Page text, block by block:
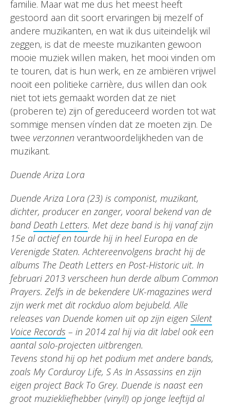
familie. Maar wat me dus het meest heeft
gestoord aan dit soort ervaringen bij mezelf of
andere muzikanten, en wat ik dus uiteindelijk wil
zeggen, is dat de meeste muzikanten gewoon
mooie muziek willen maken, het mooi vinden om
te touren, dat is hun werk, en ze ambiëren vrijwel
nooit een politieke carrière, dus willen dan ook
niet tot iets gemaakt worden dat ze niet
(proberen te) zijn of gereduceerd worden tot wat
sommige mensen vínden dat ze moeten zijn. De
twee verzonnen verantwoordelijkheden van de
muzikant.
Duende Ariza Lora
Duende Ariza Lora (23) is componist, muzikant,
dichter, producer en zanger, vooral bekend van de
band Death Letters. Met deze band is hij vanaf zijn
15e al actief en tourde hij in heel Europa en de
Verenigde Staten. Achtereenvolgens bracht hij de
albums The Death Letters en Post-Historic uit. In
februari 2013 verscheen hun derde album Common
Prayers. Zelfs in de bekendere UK-magazines werd
zijn werk met dit rockduo alom bejubeld. Alle
releases van Duende komen uit op zijn eigen Silent
Voice Records – in 2014 zal hij via dit label ook een
aantal solo-projecten uitbrengen.
Tevens stond hij op het podium met andere bands,
zoals My Corduroy Life, S As In Assassins en zijn
eigen project Back To Grey. Duende is naast een
groot muziekliefhebber (vinyl!) op jonge leeftijd al